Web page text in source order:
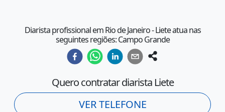
Diarista profissional em Rio de Janeiro - Liete atua nas
seguintes regiões: Campo Grande
Quero contratar diarista Liete
VER TELEFONE